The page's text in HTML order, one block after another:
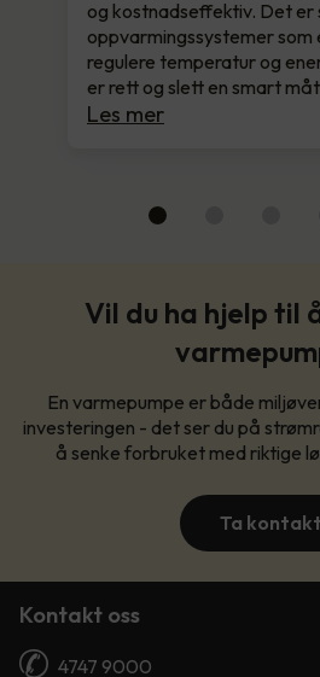
og kostnadseffektiv. Det
oppvarmingssystemer som
regulere temperatur og
er rett og slett en smart
Les mer
Vil du ha hjelp til
En varmepumpe er både
investeringen - det ser du på
å senke forbruket med riktige
Ta kontakt
Kontakt oss
4747 9000